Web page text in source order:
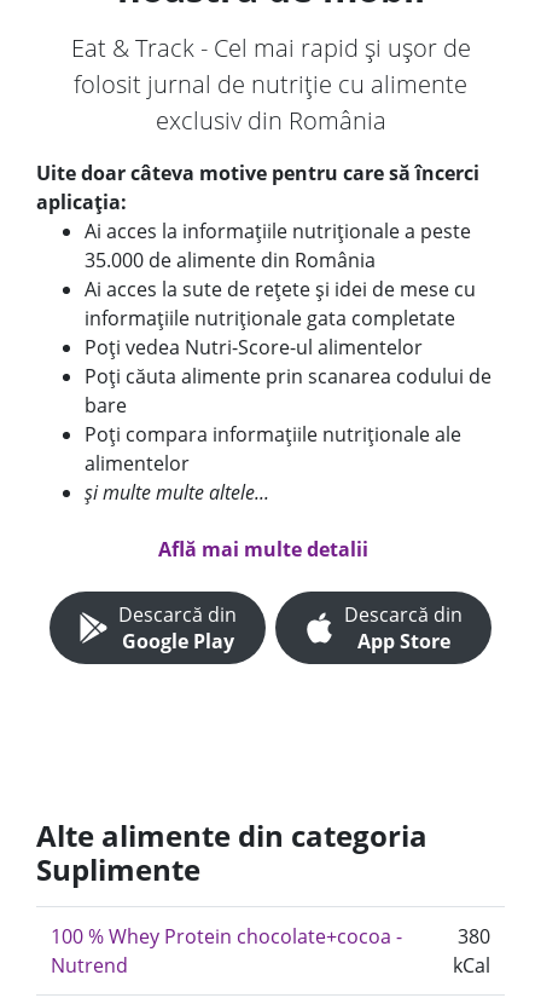
Eat & Track - Cel mai rapid și ușor de
folosit jurnal de nutriție cu alimente
exclusiv din România
Uite doar câteva motive pentru care să încerci
aplicația:
Ai acces la informațiile nutriționale a peste
35.000 de alimente din România
Ai acces la sute de rețete și idei de mese cu
informațiile nutriționale gata completate
Poți vedea Nutri-Score-ul alimentelor
Poți căuta alimente prin scanarea codului de
bare
Poți compara informațiile nutriționale ale
alimentelor
și multe multe altele...
Află mai multe detalii
Descarcă din
Google Play
Descarcă din
App Store
Alte alimente din categoria
Suplimente
100 % Whey Protein chocolate+cocoa -
Nutrend
380
kCal